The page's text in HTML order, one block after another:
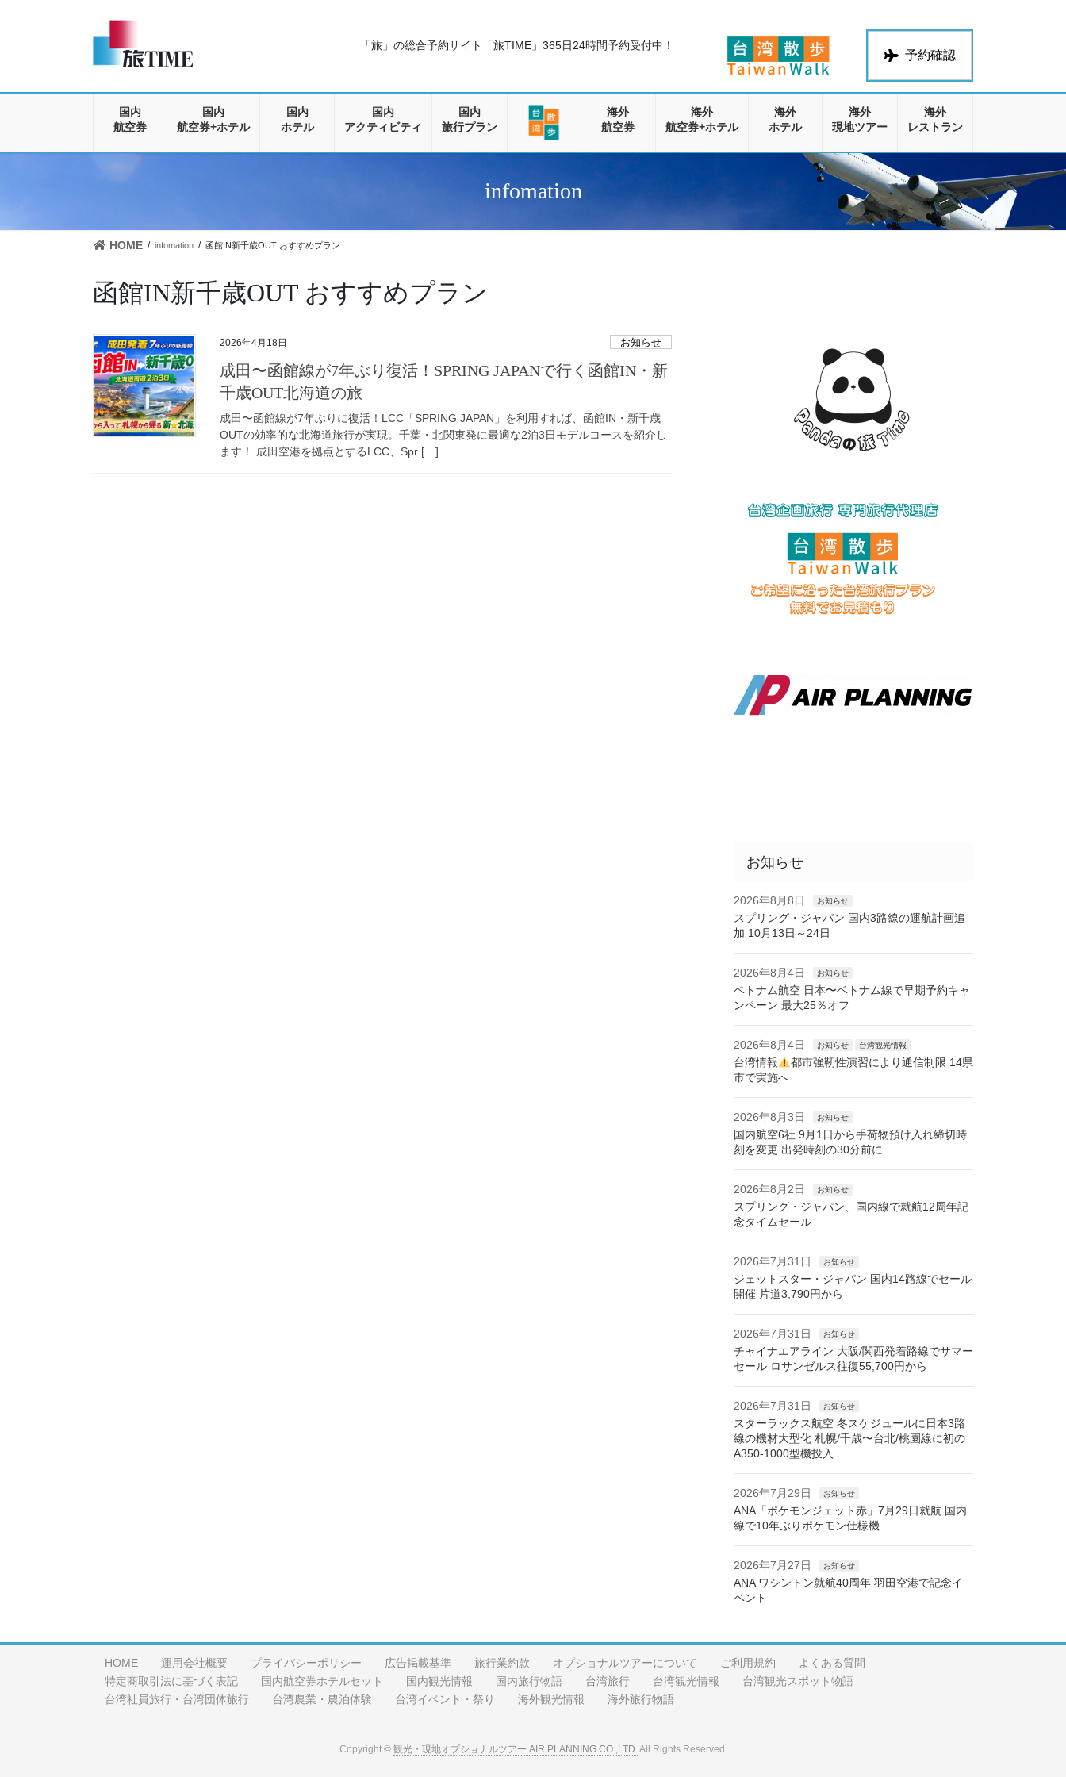
に
ョ
動
予約確認
「旅」の総合予約サイト「旅TIME」 365日24時間予約受付中！
国内
航空券
国内
航空券+ホテル
国内
ホテル
国内
アクティビティ
国内
旅行プラン
海外
航空券
海外
航空券+ホテル
海外
ホテル
海外
現地ツアー
海外
レストラン
infomation
HOME infomation 函館IN新千歳OUT おすすめプラン
函館IN新千歳OUT おすすめプラン
2026年4月18日 お知らせ
成田〜函館線が7年ぶり復活！SPRING JAPANで行く函館IN・新
千歳OUT北海道の旅
成田〜函館線が7年ぶりに復活！LCC「SPRING JAPAN」を利用すれば、函館IN・新千歳
OUTの効率的な北海道旅行が実現。千葉・北関東発に最適な2泊3日モデルコースを紹介し
ます！ 成田空港を拠点とするLCC、Spr […]
お知らせ
2026年8月8日 お知らせ
スプリング・ジャパン 国内3路線の運航計画追
加 10月13日～24日
2026年8月4日 お知らせ
ベトナム航空 日本〜ベトナム線で早期予約キャ
ンペーン 最大25％オフ
2026年8月4日 お知らせ 台湾観光情報
台湾情報
都市強靭性演習により通信制限 14県
市で実施へ
2026年8月3日 お知らせ
国内航空6社 9月1日から手荷物預け入れ締切時
刻を変更 出発時刻の30分前に
2026年8月2日 お知らせ
スプリング・ジャパン、国内線で就航12周年記
念タイムセール
2026年7月31日 お知らせ
ジェットスター・ジャパン 国内14路線でセール
開催 片道3,790円から
2026年7月31日 お知らせ
チャイナエアライン 大阪/関西発着路線でサマー
セール ロサンゼルス往復55,700円から
2026年7月31日 お知らせ
スターラックス航空 冬スケジュールに日本3路
線の機材大型化 札幌/千歳〜台北/桃園線に初の
A350-1000型機投入
2026年7月29日 お知らせ
ANA「ポケモンジェット赤」7月29日就航 国内
線で10年ぶりポケモン仕様機
2026年7月27日 お知らせ
ANA ワシントン就航40周年 羽田空港で記念イ
ベント
HOME 運用会社概要 プライバシーポリシー 広告掲載基準 旅行業約款 オプショナルツアーについて ご利用規約
よくある質問
特定商取引法に基づく表記
国内航空券ホテルセット 国内観光情報 国内旅行物語 台湾旅行 台湾観光情報
台湾観光スポット物語
台湾社員旅行・台湾団体旅行
台湾農業・農泊体験 台湾イベント・祭り 海外観光情報 海外旅行物語
Copyright © 観光・現地オプショナルツアー AIR PLANNING CO.,LTD.All Rights Reserved.